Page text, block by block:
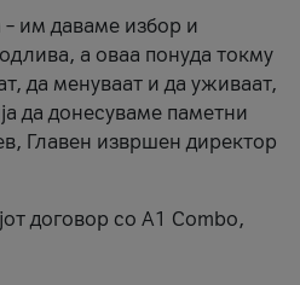
им даваме избор и
а оваа понуда токму
да менуваат и да уживаат,
да донесуваме паметни
Главен извршен директор
договор со A1 Combo,